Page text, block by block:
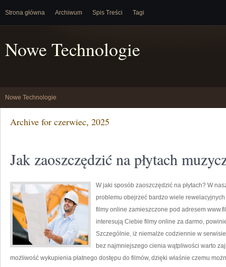
Strona główna Archiwum Spis Treści Tagi
Nowe Technologie
Nowe Technologie
Archive for czerwiec, 2025
Jak zaoszczędzić na płytach
W jaki sposób zaoszczędzić na płytach? W
problemu obejrzeć bardzo wiele
filmy online zamieszczone pod adresem
interesują Ciebie filmy online za darmo,
Szczególnie, iż niemalże codziennie w
bez najmniejszego cienia wątpliwości warto
możliwość wykupienia płatnego dostępu do filmów, dzięki właśnie czemu